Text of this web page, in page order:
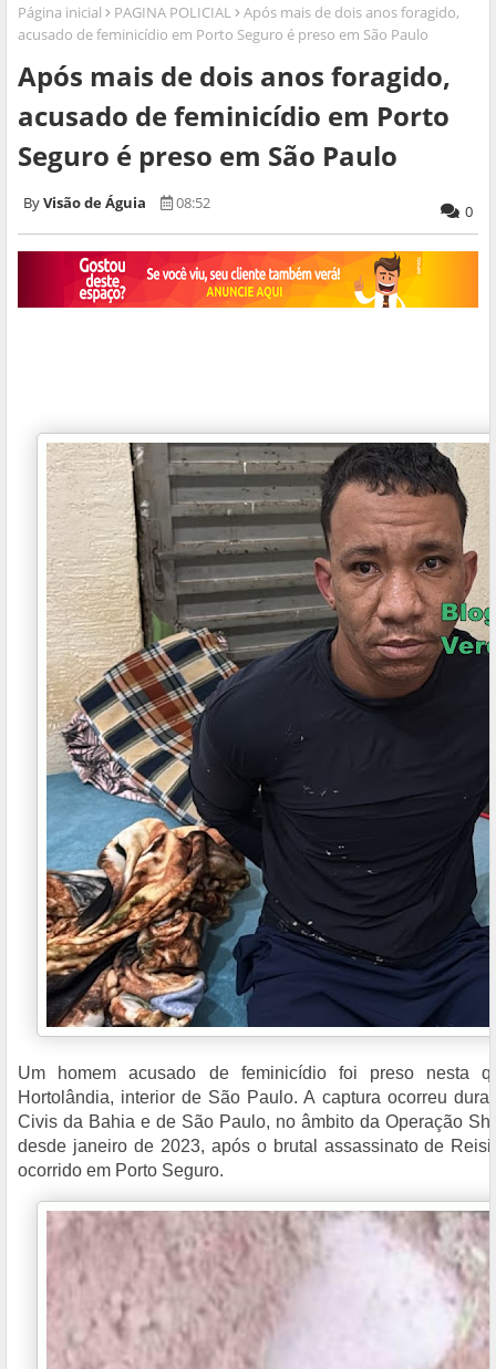
Página inicial PAGINA POLICIAL
Após mais de dois anos foragido,
acusado de feminicídio em Porto Seguro é preso em São Paulo
Após mais de dois anos foragido,
acusado de feminicídio em Porto
Seguro é preso em São Paulo
Visão de Águia 08:52 0
Um homem acusado de feminicídio foi preso nesta
Hortolândia, interior de São Paulo. A captura ocorreu
Civis da Bahia e de São Paulo, no âmbito da Operação
desde janeiro de 2023, após o brutal assassinato de
ocorrido em Porto Seguro.